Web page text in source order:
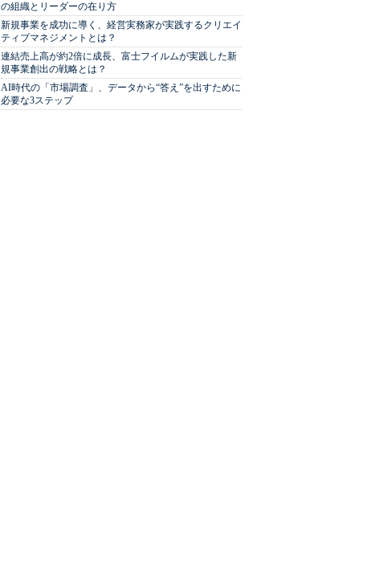
の組織とリーダーの在り方
新規事業を成功に導く、経営実務家が実践するクリエイ
ティブマネジメントとは？
連結売上高が約2倍に成長、富士フイルムが実践した新
規事業創出の戦略とは？
AI時代の「市場調査」、データから“答え”を出すために
必要な3ステップ